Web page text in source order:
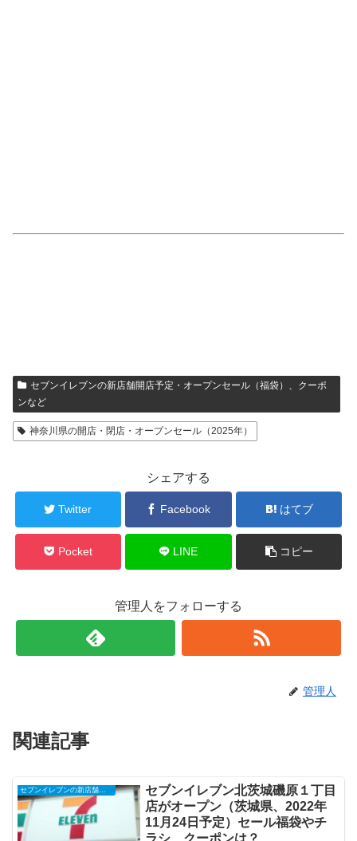
セブンイレブンの新店舗開店予定・オープンセール（福袋）、クーポ
ンなど
神奈川県の開店・閉店・オープンセール（2025年）
シェアする
Twitter Facebook はてブ
Pocket LINE コピー
管理人をフォローする
管理人
関連記事
セブンイレブン北茨城磯原１丁目
店がオープン（茨城県、2022年
11月24日予定）セール福袋やチ
ラシ、クーポンは？